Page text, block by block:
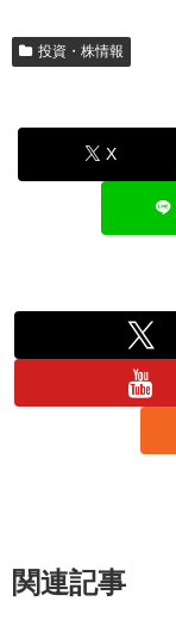
投資・株情報
X
関連記事